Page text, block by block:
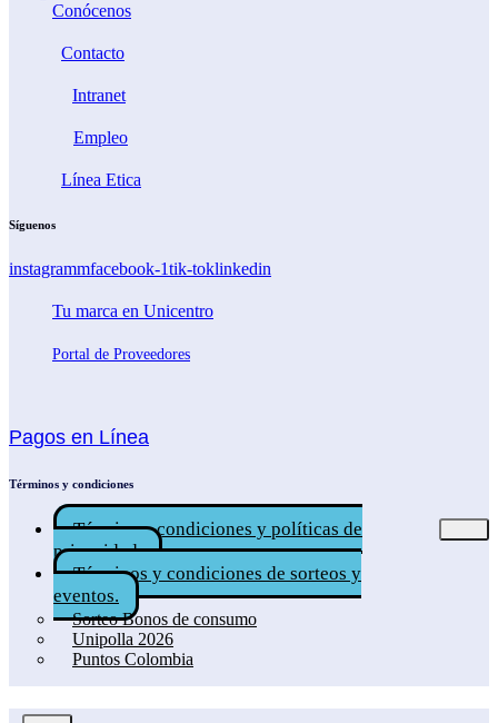
Conócenos
Contacto
Intranet
Empleo
Línea Etica
Síguenos
instagrammfacebook-1tik-toklinkedin
Tu marca en Unicentro
Portal de Proveedores
Pagos en Línea
Términos y condiciones
Términos, condiciones y políticas de
privacidad.
Términos y condiciones de sorteos y
eventos.
Sorteo Bonos de consumo
Unipolla 2026
Puntos Colombia